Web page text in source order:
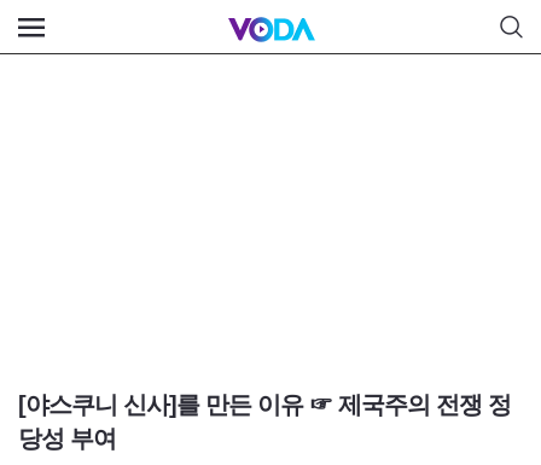
[야스쿠니 신사]를 만든 이유 ☞ 제국주의 전쟁 정
당성 부여